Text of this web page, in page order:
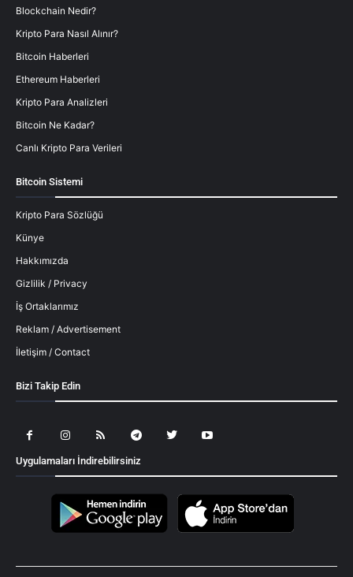
Blockchain Nedir?
Kripto Para Nasıl Alınır?
Bitcoin Haberleri
Ethereum Haberleri
Kripto Para Analizleri
Bitcoin Ne Kadar?
Canlı Kripto Para Verileri
Bitcoin Sistemi
Kripto Para Sözlüğü
Künye
Hakkımızda
Gizlilik / Privacy
İş Ortaklarımız
Reklam / Advertisement
İletişim / Contact
Bizi Takip Edin
Uygulamaları İndirebilirsiniz